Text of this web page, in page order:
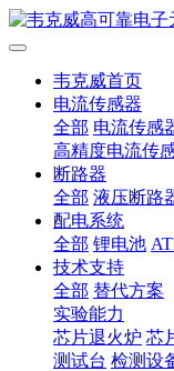
韦克威首页
电流传感器
全部 电流传感
高精度电流传
断路器
全部 液压断路
配电系统
全部 锂电池
技术支持
全部 替代方案
实验能力
芯片退火炉 芯
测试台 检测设